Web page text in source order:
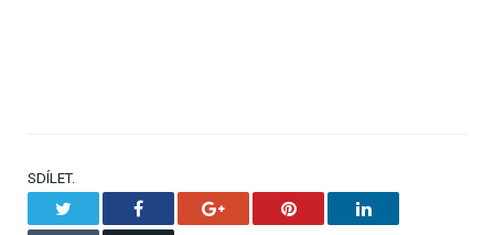
SDÍLET.
Facebook Google+ Pinterest LinkedIn